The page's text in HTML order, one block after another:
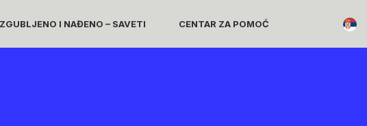
I NAĐENO – SAVETI CENTAR ZA POMOĆ